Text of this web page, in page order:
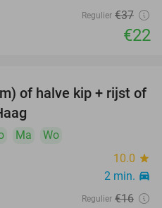
Regulier €37
€22
50%
of halve kip + rijst of
Ma
Wo
10.0 star
2 min. directions_car
Regulier €16